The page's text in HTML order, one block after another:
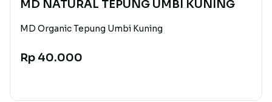
MD NATURAL TEPUNG UMBI KUNING
MD Organic Tepung Umbi Kuning
Rp 40.000